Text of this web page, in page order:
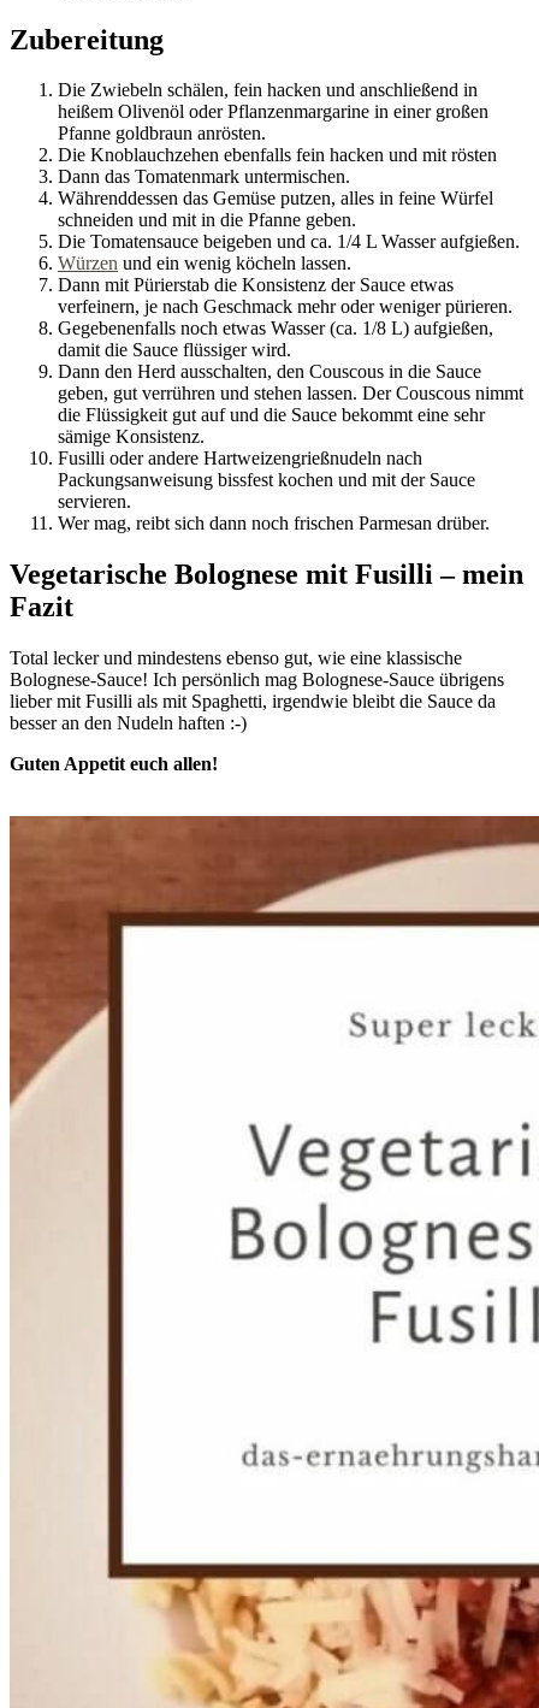
Zubereitung
Die Zwiebeln schälen, fein hacken und anschließend in
heißem Olivenöl oder Pflanzenmargarine in einer großen
Pfanne goldbraun anrösten.
Die Knoblauchzehen ebenfalls fein hacken und mit rösten
Dann das Tomatenmark untermischen.
Währenddessen das Gemüse putzen, alles in feine Würfel
schneiden und mit in die Pfanne geben.
Die Tomatensauce beigeben und ca. 1/4 L Wasser aufgießen.
Würzen und ein wenig köcheln lassen.
Dann mit Pürierstab die Konsistenz der Sauce etwas
verfeinern, je nach Geschmack mehr oder weniger pürieren.
Gegebenenfalls noch etwas Wasser (ca. 1/8 L) aufgießen,
damit die Sauce flüssiger wird.
Dann den Herd ausschalten, den Couscous in die Sauce
geben, gut verrühren und stehen lassen. Der Couscous nimmt
die Flüssigkeit gut auf und die Sauce bekommt eine sehr
sämige Konsistenz.
Fusilli oder andere Hartweizengrießnudeln nach
Packungsanweisung bissfest kochen und mit der Sauce
servieren.
Wer mag, reibt sich dann noch frischen Parmesan drüber.
Vegetarische Bolognese mit Fusilli – mein
Fazit
Total lecker und mindestens ebenso gut, wie eine klassische
Bolognese-Sauce! Ich persönlich mag Bolognese-Sauce übrigens
lieber mit Fusilli als mit Spaghetti, irgendwie bleibt die Sauce da
besser an den Nudeln haften :-)
Guten Appetit euch allen!